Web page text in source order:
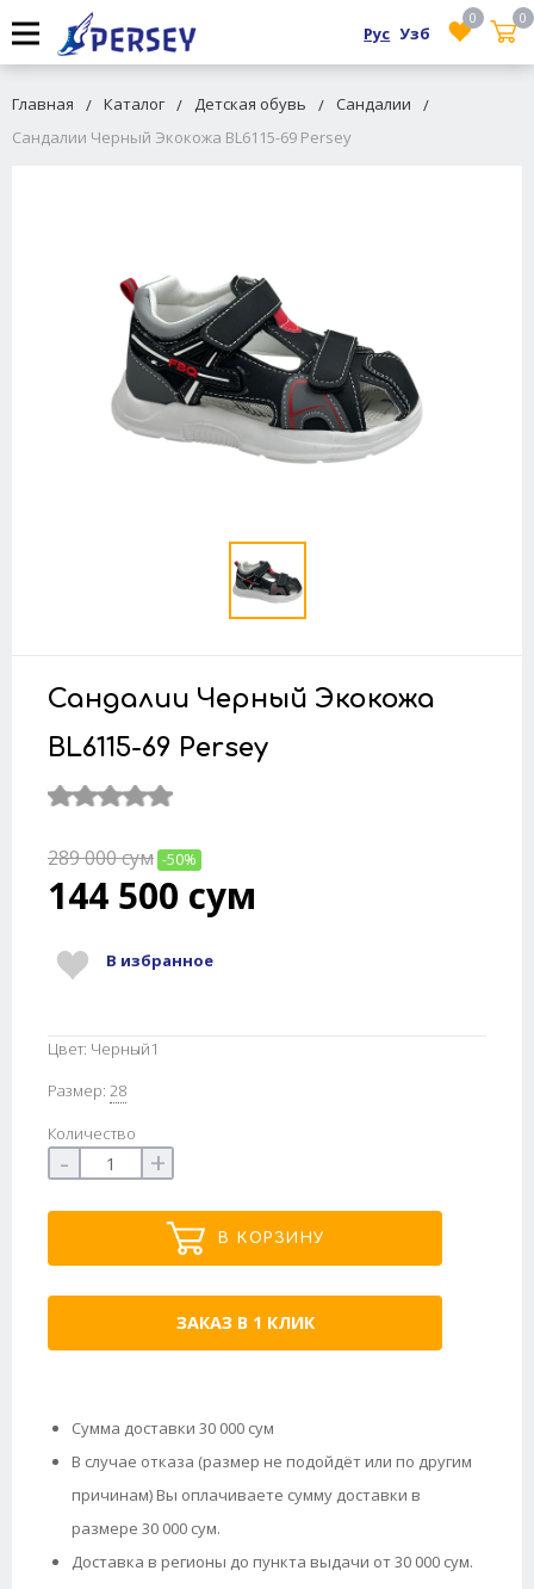
0
0
Рус Узб
Главная Каталог Детская обувь
Сандалии
Сандалии Черный Экокожа BL6115-69 Persey
Сандалии Черный Экокожа
BL6115-69 Persey
289 000сум -50%
144 500 сум
В избранное
Цвет: Черный1
Размер: 28
Количество
- +
В КОРЗИНУ
ЗАКАЗ В 1 КЛИК
Сумма доставки 30 000 сум
В случае отказа (размер не подойдёт или по другим
причинам) Вы оплачиваете сумму доставки в
размере 30 000 сум.
Доставка в регионы до пункта выдачи от 30 000 сум.